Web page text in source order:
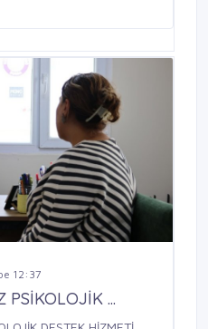
12:37
PSİKOLOJİK ...